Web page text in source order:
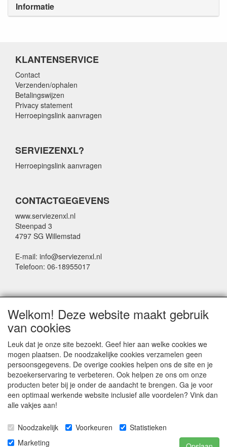
Informatie
KLANTENSERVICE
Contact
Verzenden/ophalen
Betalingswijzen
Privacy statement
Herroepingslink aanvragen
SERVIEZENXL?
Herroepingslink aanvragen
CONTACTGEGEVENS
www.serviezenxl.nl
Steenpad 3
4797 SG Willemstad
E-mail: info@serviezenxl.nl
Telefoon: 06-18955017
Voornaam
Achternaam
E-mail
Welkom! Deze website maakt gebruik
van cookies
Leuk dat je onze site bezoekt. Geef hier aan welke cookies we
mogen plaatsen. De noodzakelijke cookies verzamelen geen
persoonsgegevens. De overige cookies helpen ons de site en je
bezoekerservaring te verbeteren. Ook helpen ze ons om onze
producten beter bij je onder de aandacht te brengen. Ga je voor
een optimaal werkende website inclusief alle voordelen? Vink dan
alle vakjes aan!
Noodzakelijk Voorkeuren
Statistieken
Marketing